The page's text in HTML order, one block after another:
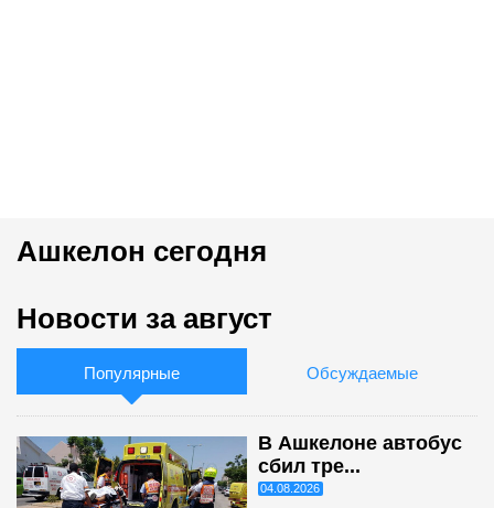
Ашкелон сегодня
Новости за август
Популярные Обсуждаемые
В Ашкелоне автобус
сбил тре...
04.08.2026